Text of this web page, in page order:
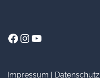
Facebook
Instagram
YouTube
Impressum | Datenschutz